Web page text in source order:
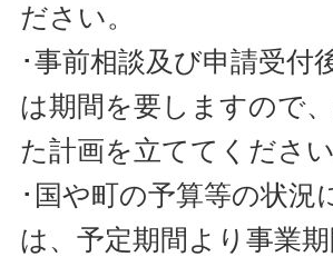
ださい。
･事前相談及び申請受付
は期間を要しますので
た計画を立ててください
･国や町の予算等の状況
は、予定期間より事業